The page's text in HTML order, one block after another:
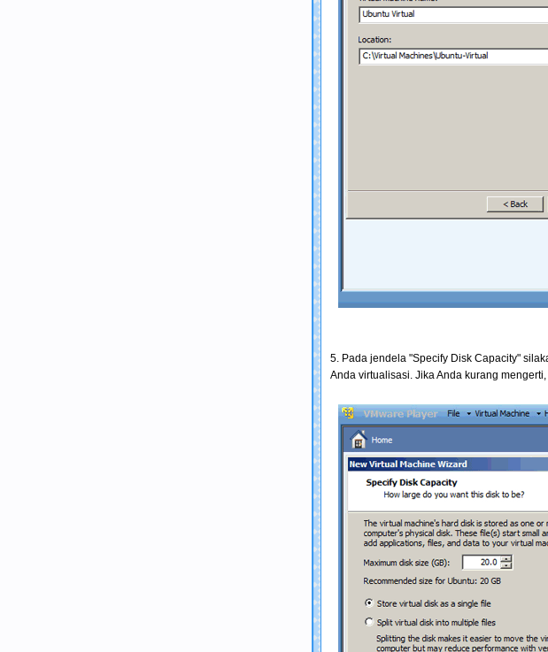
5. Pada jendela "Specify Disk Capacity"
Anda virtualisasi. Jika Anda kurang